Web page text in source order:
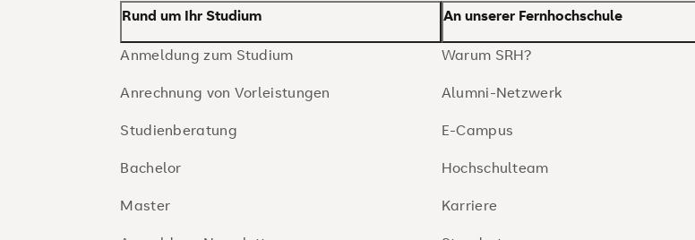
Rund um Ihr Studium
Anmeldung zum Studium
Anrechnung von Vorleistungen
Studienberatung
Bachelor
Master
An unserer Fernhochschule
Warum SRH?
Alumni-Netzwerk
E-Campus
Hochschulteam
Karriere